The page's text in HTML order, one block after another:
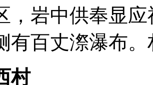
，岩中供奉显
有百丈漈瀑布
村